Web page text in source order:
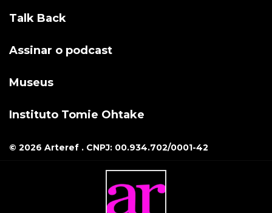
Talk Back
Assinar o podcast
Museus
Instituto Tomie Ohtake
© 2026 Arteref . CNPJ: 00.934.702/0001-42